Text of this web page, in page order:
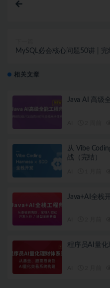
MySQL必会核心问题50讲 | 完
相关文章
Java AI 高级
从 Vibe
战（完结）
Java+AI全栈
程序员AI量化